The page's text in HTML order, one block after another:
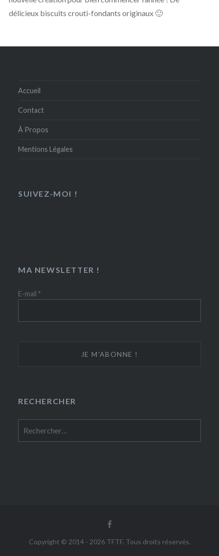
délicieux biscuits crouti-fondants originaux 🙂
Accueil
Contact
À Propos
Mentions Légales
SUIVEZ-MOI !
MA NEWSLETTER !
E-mail*
RECHERCHER
Copyright © 2014 - 2026 TFTF. Tous droits réservés.